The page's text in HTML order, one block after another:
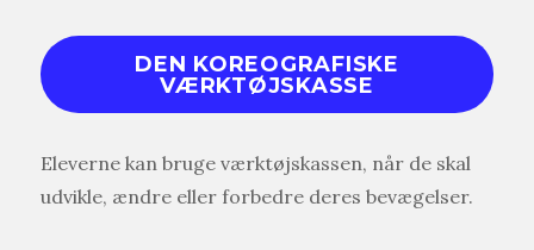
DEN KOREOGRAFISKE
VÆRKTØJSKASSE
Eleverne kan bruge værktøjskassen, når de skal
udvikle, ændre eller forbedre deres bevægelser.